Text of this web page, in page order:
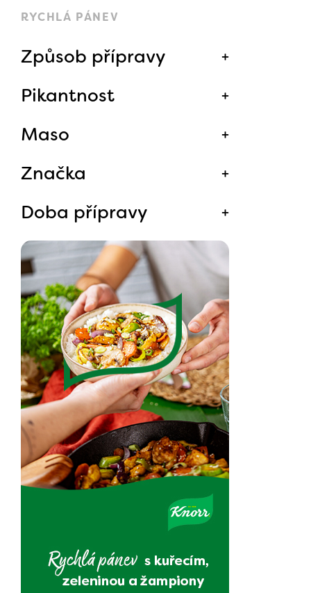
RYCHLÁ PÁNEV
Způsob přípravy
Pikantnost
Maso
Značka
Doba přípravy